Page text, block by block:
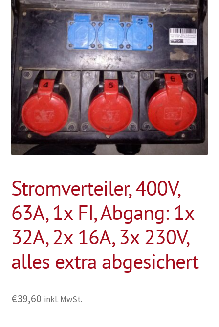
Geschäftsbedingungen
Stromverteiler, 400V,
63A, 1x FI, Abgang: 1x
32A, 2x 16A, 3x 230V,
alles extra abgesichert
€39,60 inkl. MwSt.